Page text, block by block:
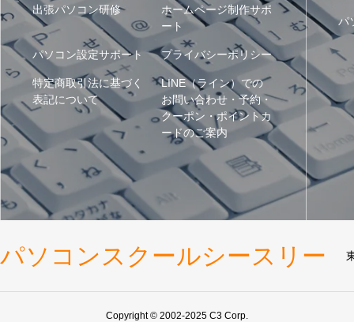
出張パソコン研修
ホームページ制作サポ
ート
パソコン設定サポート プライバシーポリシー
特定商取引法に基づく
表記について
LINE（ライン）での
お問い合わせ・予約・
クーポン・ポイントカ
ードのご案内
パ
パソコンスクールシースリー
Copyright © 2002-2025 C3 Corp.